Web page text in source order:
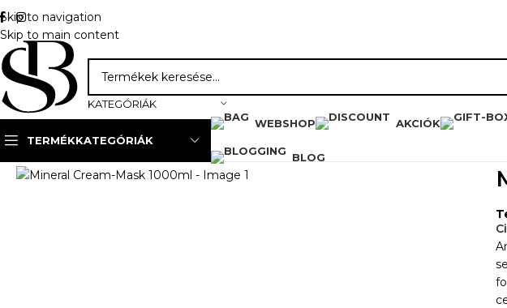
Skip to navigation
Skip to main content
KATEGÓRIÁK
TERMÉKKATEGÓRIÁK
WEBSHOP AKCIÓK
BLOG
SummeCosmetics»Mineral Cream-Mask 1000ml